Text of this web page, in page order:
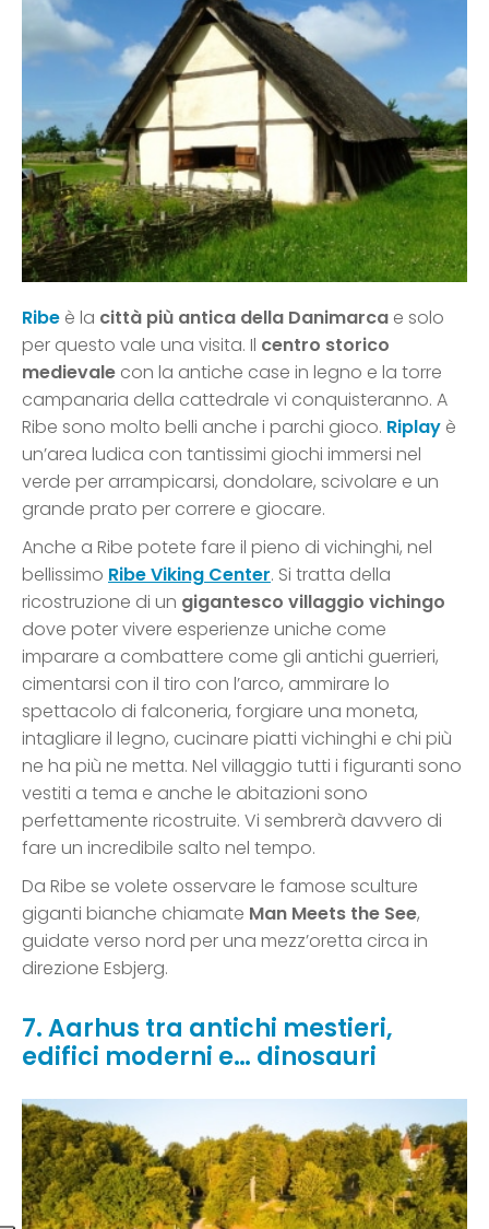
Ribe è la città più antica della Danimarca e solo
per questo vale una visita. Il centro storico
medievale con la antiche case in legno e la torre
campanaria della cattedrale vi conquisteranno. A
Ribe sono molto belli anche i parchi gioco. Riplay è
un’area ludica con tantissimi giochi immersi nel
verde per arrampicarsi, dondolare, scivolare e un
grande prato per correre e giocare.
Anche a Ribe potete fare il pieno di vichinghi, nel
bellissimo Ribe Viking Center. Si tratta della
ricostruzione di un gigantesco villaggio vichingo
dove poter vivere esperienze uniche come
imparare a combattere come gli antichi guerrieri,
cimentarsi con il tiro con l’arco, ammirare lo
spettacolo di falconeria, forgiare una moneta,
intagliare il legno, cucinare piatti vichinghi e chi più
ne ha più ne metta. Nel villaggio tutti i figuranti sono
vestiti a tema e anche le abitazioni sono
perfettamente ricostruite. Vi sembrerà davvero di
fare un incredibile salto nel tempo.
Da Ribe se volete osservare le famose sculture
giganti bianche chiamate Man Meets the See,
guidate verso nord per una mezz’oretta circa in
direzione Esbjerg.
7. Aarhus tra antichi mestieri,
edifici moderni e… dinosauri